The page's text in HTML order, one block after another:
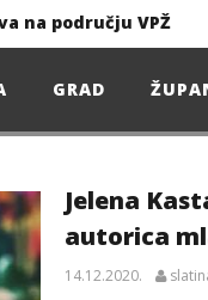
na području VPŽ
GRAD
Jelena
autorica
14.12.2020.